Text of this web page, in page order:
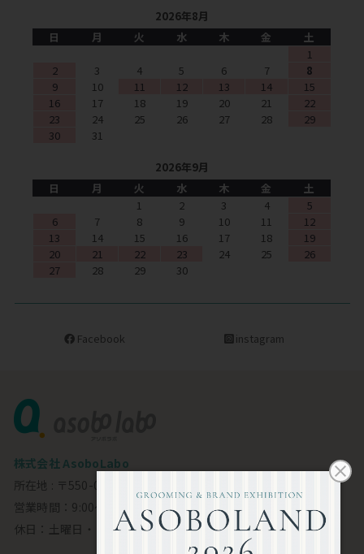
2026年8月
日
月 火 水 木 金
土
1
2
3 4 5 6 7
8
9
10 11 12 13 14
15
16
17 18 19 20 21
22
23
24 25 26 27 28
29
30
31
2026年9月
日
月 火 水 木 金
土
1
2 3 4
5
6
7 8 9 10 11
12
13
14 15 16 17 18
19
20
21 22 23 24 25
26
27
28 29 30
Facebook instagram
株式会社 AsoboLabo
所在地 : 〒550-0002 大阪市西区江戸堀1-23-11 6F
営業時間：9:00～18:00
休日：土曜日・日曜日・祝日